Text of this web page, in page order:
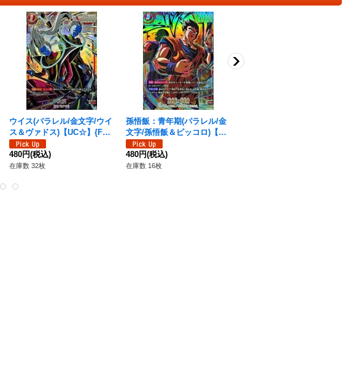
ウイス(パラレル/金文字/ウイ
ス＆ヴァドス)【UC☆】{FB0
1-004}
480円(税込)
在庫数 32枚
孫悟飯：青年期(パラレル/金
文字/孫悟飯＆ピッコロ)【SR
☆】{FB02-018}
480円(税込)
在庫数 16枚